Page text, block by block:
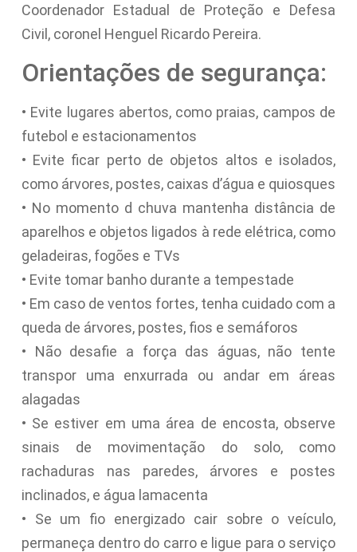
Coordenador Estadual de Proteção e Defesa
Civil, coronel Henguel Ricardo Pereira.
Orientações de segurança:
• Evite lugares abertos, como praias, campos de
futebol e estacionamentos
• Evite ficar perto de objetos altos e isolados,
como árvores, postes, caixas d’água e quiosques
• No momento d chuva mantenha distância de
aparelhos e objetos ligados à rede elétrica, como
geladeiras, fogões e TVs
• Evite tomar banho durante a tempestade
• Em caso de ventos fortes, tenha cuidado com a
queda de árvores, postes, fios e semáforos
• Não desafie a força das águas, não tente
transpor uma enxurrada ou andar em áreas
alagadas
• Se estiver em uma área de encosta, observe
sinais de movimentação do solo, como
rachaduras nas paredes, árvores e postes
inclinados, e água lamacenta
• Se um fio energizado cair sobre o veículo,
permaneça dentro do carro e ligue para o serviço